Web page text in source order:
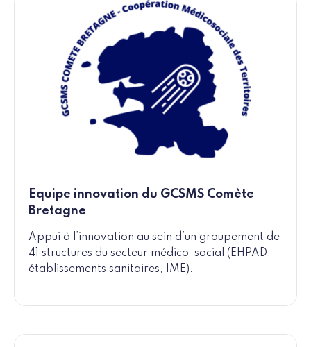
Equipe innovation du GCSMS Comète
Bretagne
Appui à l’innovation au sein d’un groupement de
41 structures du secteur médico-social (EHPAD,
établissements sanitaires, IME).